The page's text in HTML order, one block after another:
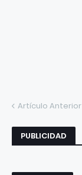
Artículo Anterior
PUBLICIDAD